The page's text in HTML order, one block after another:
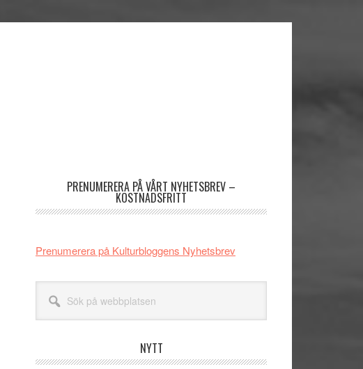
PRENUMERERA PÅ VÅRT NYHETSBREV –
KOSTNADSFRITT
Prenumerera på Kulturbloggens Nyhetsbrev
webbplatsen
NYTT